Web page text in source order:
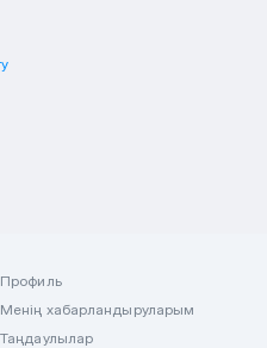
Профиль
Менің хабарландыруларым
Таңдаулылар